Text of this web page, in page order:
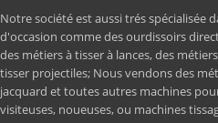
Notre société est aussi trés spécialisée
d'occasion comme des ourdissoirs
des métiers à tisser à lances, des
tisser projectiles; Nous vendons des
jacquard et toutes autres machines
visiteuses, noueuses, ou machines